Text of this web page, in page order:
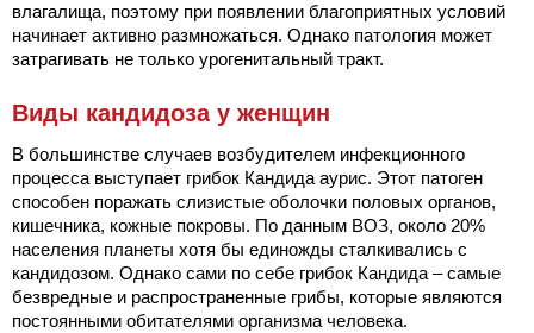
влагалища, поэтому при появлении благоприятных условий
начинает активно размножаться. Однако патология может
затрагивать не только урогенитальный тракт.
Виды кандидоза у женщин
В большинстве случаев возбудителем инфекционного
процесса выступает грибок Кандида аурис. Этот патоген
способен поражать слизистые оболочки половых органов,
кишечника, кожные покровы. По данным ВОЗ, около 20%
населения планеты хотя бы единожды сталкивались с
кандидозом. Однако сами по себе грибок Кандида – самые
безвредные и распространенные грибы, которые являются
постоянными обитателями организма человека.